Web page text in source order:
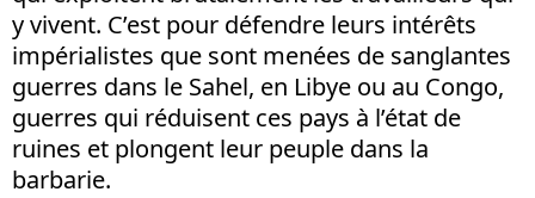
y vivent. C’est pour défendre leurs intérêts
impérialistes que sont menées de sanglantes
guerres dans le Sahel, en Libye ou au Congo,
guerres qui réduisent ces pays à l’état de
ruines et plongent leur peuple dans la
barbarie.